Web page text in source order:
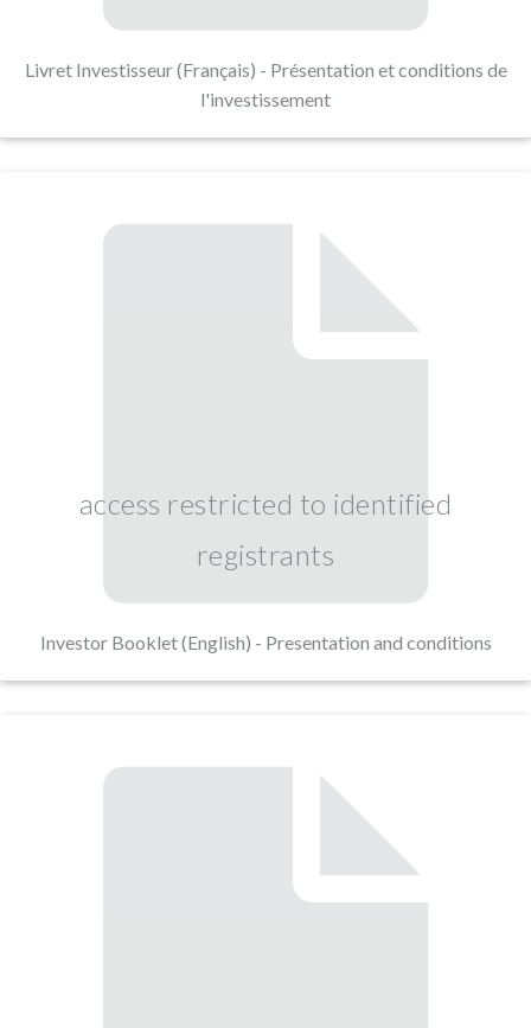
Livret Investisseur (Français) - Présentation et conditions de
l'investissement
access restricted to identified
registrants
Investor Booklet (English) - Presentation and conditions